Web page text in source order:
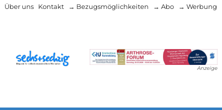
Über uns Kontakt → Bezugsmöglichkeiten → Abo → Werbung
Anzeige